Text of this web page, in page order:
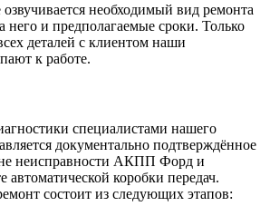
необходимый вид ремонта
и предполагаемые сроки. Только
деталей с клиентом наши
к работе.
специалистами нашего
документально подтверждённое
неисправности АКПП Форд и
автоматической коробки передач.
состоит из следующих этапов: